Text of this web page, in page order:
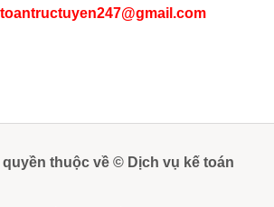
quyền thuộc về © Dịch vụ kế toán